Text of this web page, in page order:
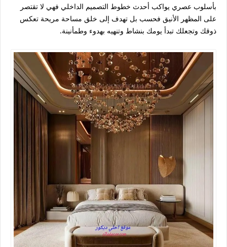
بأسلوب عصري يواكب أحدث خطوط التصميم الداخلي فهي لا تقتصر
على المظهر الأنيق فحسب بل تهدف إلى خلق مساحة مريحة تعكس
ذوقك وتجعلك تبدأ يومك بنشاط وتنهيه بهدوء وطمأنينة.